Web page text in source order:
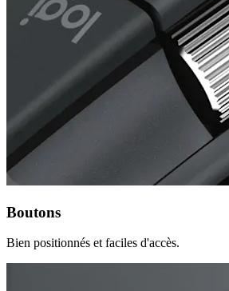
Boutons
Bien positionnés et faciles d'accès.